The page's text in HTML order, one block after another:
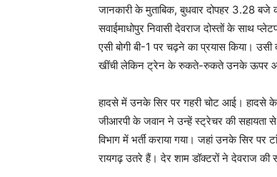
जानकारी के मुताबिक, बुधवार दोपहर 3.28
सवाईमाधोपुर निवासी देवराज दोस्तों के साथ
एसी बोगी बी-1 पर चढ़ने का प्रयास किया।
खींची लेकिन ट्रेन के रुकते-रुकते उनके ऊपर
हादसे में उनके सिर पर गहरी चोट आई। हादसे
जीआरपी के जवान ने उन्हें स्ट्रेचर की सहायता
विभाग में भर्ती कराया गया। जहां उनके सिर पर
रायगढ़ उतरे हैं। देर शाम डॉक्टरों ने देवराज की